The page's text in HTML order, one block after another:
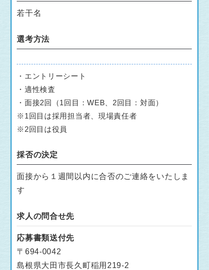
若干名
選考方法
・エントリーシート
・適性検査
・面接2回（1回目：WEB、2回目：対面）
※1回目は採用担当者、現場責任者
※2回目は役員
採否の決定
面接から１週間以内に合否のご連絡をいたしま
す
求人の問合せ先
応募書類送付先
〒694-0042
島根県大田市長久町稲用219-2